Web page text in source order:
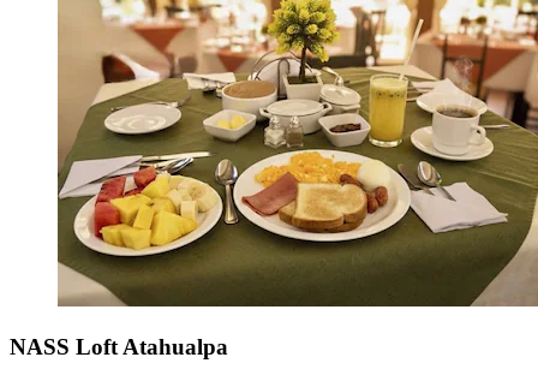
NASS Loft Atahualpa